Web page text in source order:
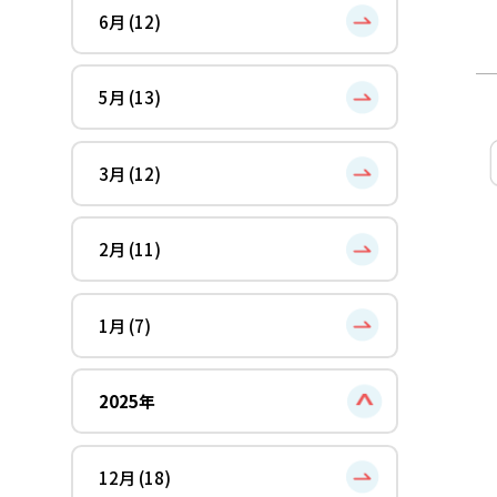
6月 (12)
5月 (13)
3月 (12)
2月 (11)
1月 (7)
2025年
12月 (18)